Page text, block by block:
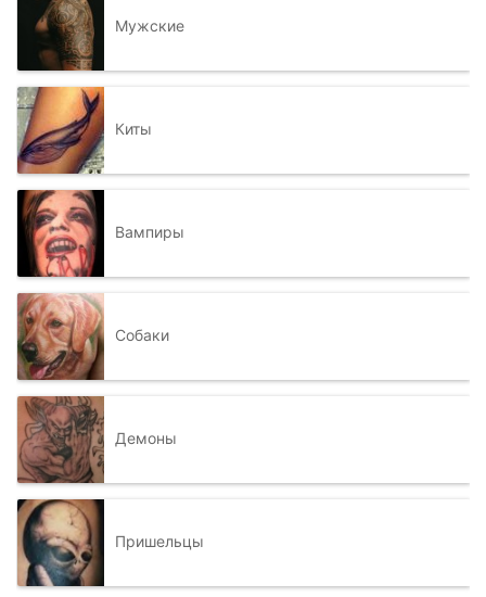
Мужские
Киты
Вампиры
Собаки
Демоны
Пришельцы